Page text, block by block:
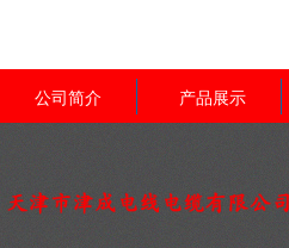
公司简介 产品展示